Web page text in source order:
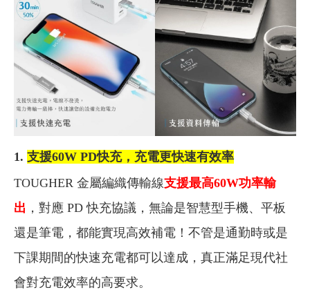
1. 支援60W PD快充，充電更快速有效率
TOUGHER 金屬編織傳輸線支援最高60W功率輸
出 ，對應 PD 快充協議，無論是智慧型手機、平板
還是筆電，都能實現高效補電！不管是通勤時或是
下課期間的快速充電都可以達成，真正滿足現代社
會對充電效率的高要求。